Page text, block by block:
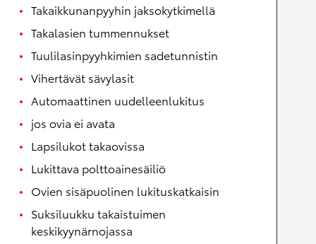
Takaikkunanpyyhin jaksokytkimellä
Takalasien tummennukset
Tuulilasinpyyhkimien sadetunnistin
Vihertävät sävylasit
Automaattinen uudelleenlukitus
jos ovia ei avata
Lapsilukot takaovissa
Lukittava polttoainesäiliö
Ovien sisäpuolinen lukituskatkaisin
Suksiluukku takaistuimen
keskikyynärnojassa